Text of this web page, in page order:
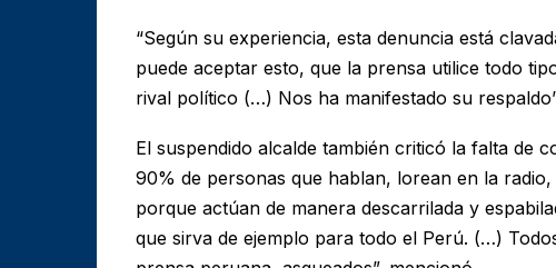
“Según su experiencia, esta denuncia está
puede aceptar esto, que la prensa utilice todo
rival político (…) Nos ha manifestado su
El suspendido alcalde también criticó la falta de
90% de personas que hablan, lorean en la
porque actúan de manera descarrilada y
que sirva de ejemplo para todo el Perú. (…)